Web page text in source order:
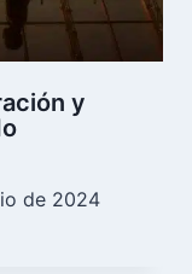
y
de 2024